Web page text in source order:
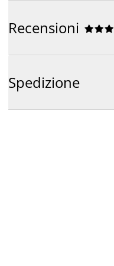
Recensioni 



Spedizione